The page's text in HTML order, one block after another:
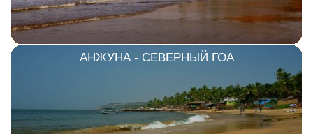
АНЖУНА - СЕВЕРНЫЙ ГОА